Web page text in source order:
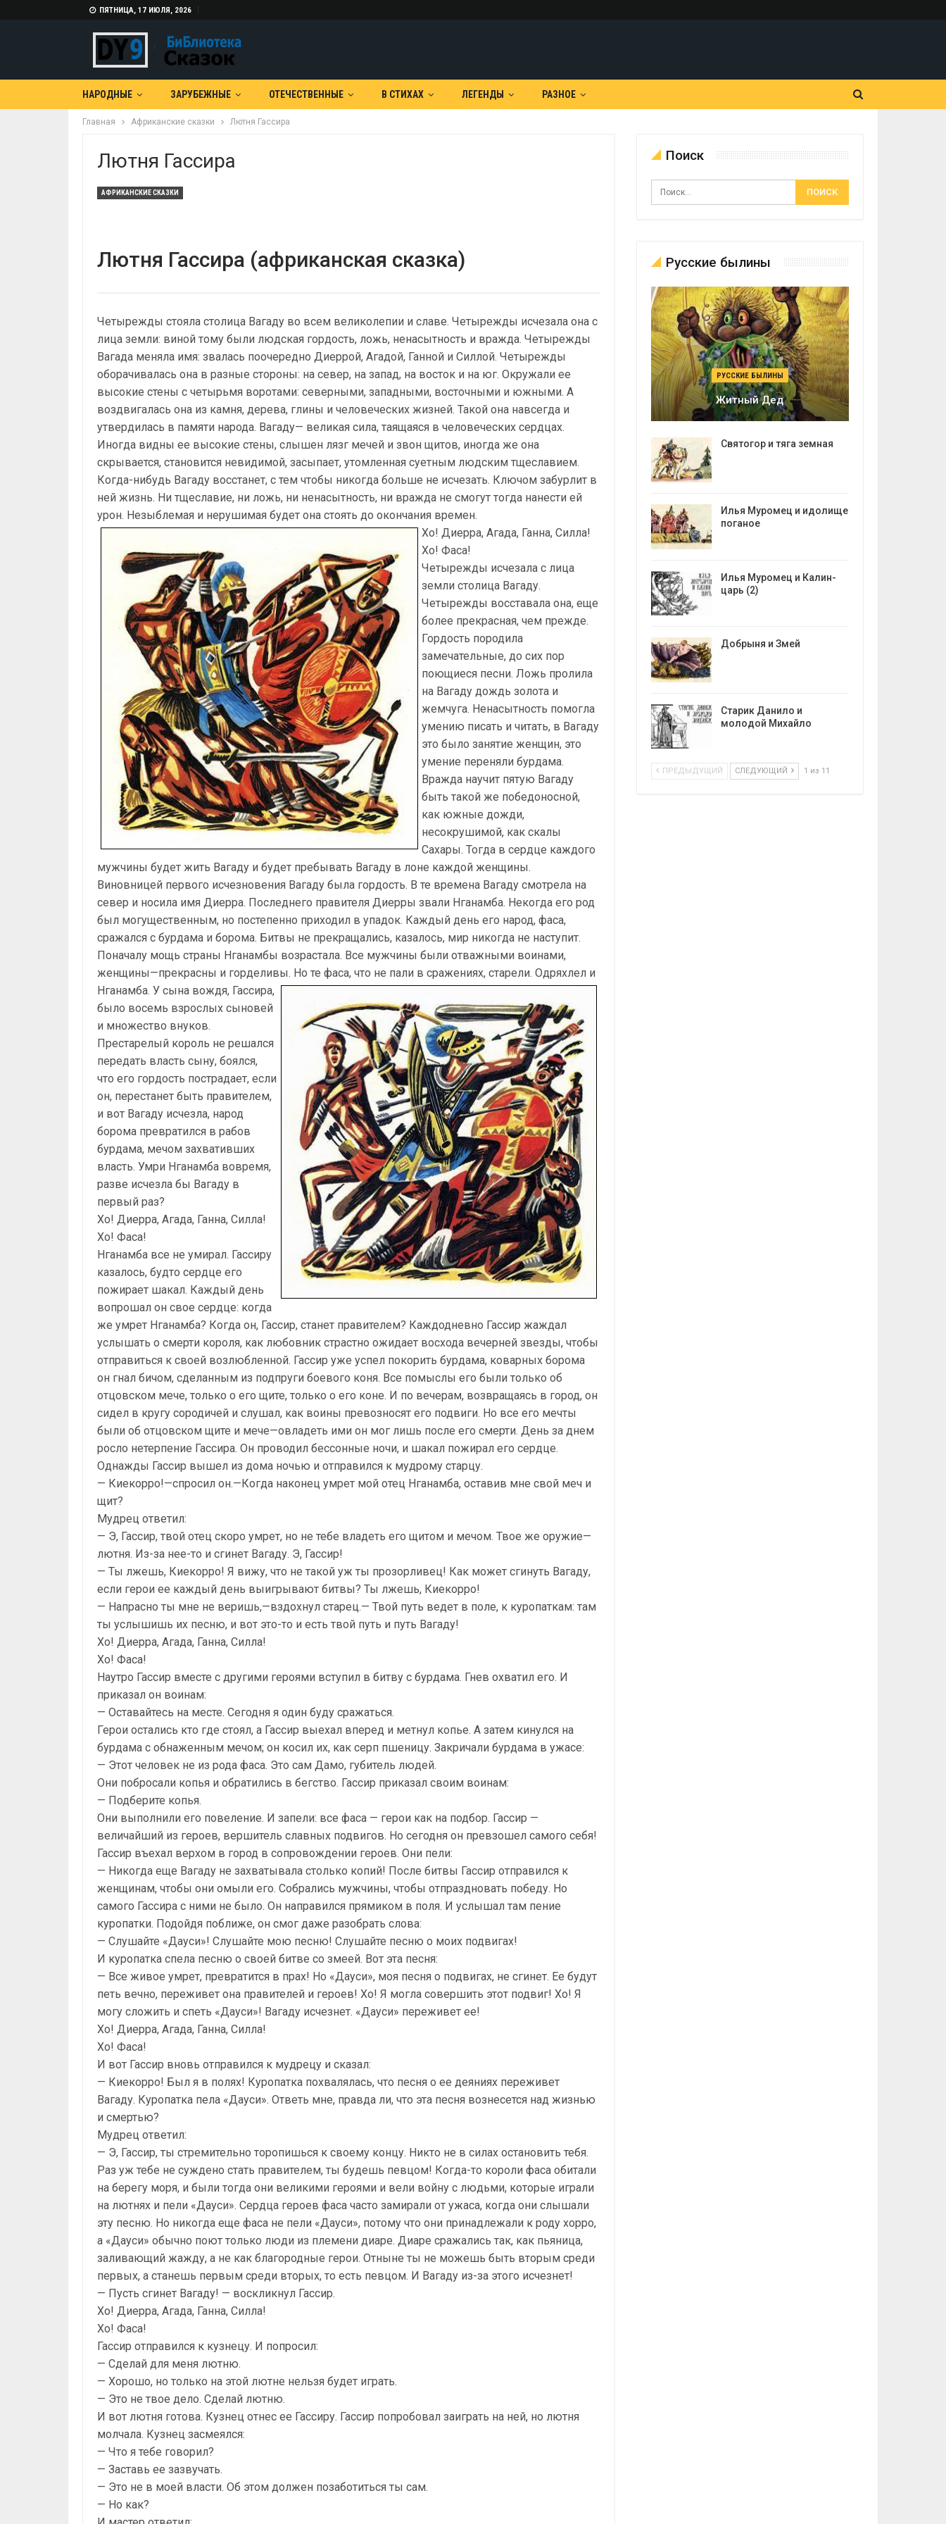
ПЯТНИЦА, 17 ИЮЛЯ, 2026
НАРОДНЫЕ ЗАРУБЕЖНЫЕ ОТЕЧЕСТВЕННЫЕ В СТИХАХ ЛЕГЕНДЫ РАЗНОЕ
Главная Африканские сказки Лютня Гассира
Лютня Гассира
АФРИКАНСКИЕ СКАЗКИ
Лютня Гассира (африканская сказка)
Четырежды стояла столица Вагаду во всем великолепии и славе. Четырежды исчезала она с
лица земли: виной тому были людская гордость, ложь, ненасытность и вражда. Четырежды
Вагада меняла имя: звалась поочередно Диеррой, Агадой, Ганной и Силлой. Четырежды
оборачивалась она в разные стороны: на север, на запад, на восток и на юг. Окружали ее
высокие стены с четырьмя воротами: северными, западными, восточными и южными. А
воздвигалась она из камня, дерева, глины и человеческих жизней. Такой она навсегда и
утвердилась в памяти народа. Вагаду— великая сила, таящаяся в человеческих сердцах.
Иногда видны ее высокие стены, слышен лязг мечей и звон щитов, иногда же она
скрывается, становится невидимой, засыпает, утомленная суетным людским тщеславием.
Когда-нибудь Вагаду восстанет, с тем чтобы никогда больше не исчезать. Ключом забурлит в
ней жизнь. Ни тщеславие, ни ложь, ни ненасытность, ни вражда не смогут тогда нанести ей
урон. Незыблемая и нерушимая будет она стоять до окончания времен.
Хо! Диерра, Агада, Ганна, Силла!
Хо! Фаса!
Четырежды исчезала с лица
земли столица Вагаду.
Четырежды восставала она, еще
более прекрасная, чем прежде.
Гордость породила
замечательные, до сих пор
поющиеся песни. Ложь пролила
на Вагаду дождь золота и
жемчуга. Ненасытность помогла
умению писать и читать, в Вагаду
это было занятие женщин, это
умение переняли бурдама.
Вражда научит пятую Вагаду
быть такой же победоносной,
как южные дожди,
несокрушимой, как скалы
Сахары. Тогда в сердце каждого
мужчины будет жить Вагаду и будет пребывать Вагаду в лоне каждой женщины.
Виновницей первого исчезновения Вагаду была гордость. В те времена Вагаду смотрела на
север и носила имя Диерра. Последнего правителя Диерры звали Нганамба. Некогда его род
был могущественным, но постепенно приходил в упадок. Каждый день его народ, фаса,
сражался с бурдама и борома. Битвы не прекращались, казалось, мир никогда не наступит.
Поначалу мощь страны Нганамбы возрастала. Все мужчины были отважными воинами,
женщины—прекрасны и горделивы. Но те фаса, что не пали в сражениях, старели. Одряхлел и
Нганамба. У сына вождя, Гассира,
было восемь взрослых сыновей
и множество внуков.
Престарелый король не решался
передать власть сыну, боялся,
что его гордость пострадает, если
он, перестанет быть правителем,
и вот Вагаду исчезла, народ
борома превратился в рабов
бурдама, мечом захвативших
власть. Умри Нганамба вовремя,
разве исчезла бы Вагаду в
первый раз?
Хо! Диерра, Агада, Ганна, Силла!
Хо! Фаса!
Нганамба все не умирал. Гассиру
казалось, будто сердце его
пожирает шакал. Каждый день
вопрошал он свое сердце: когда
же умрет Нганамба? Когда он, Гассир, станет правителем? Каждодневно Гассир жаждал
услышать о смерти короля, как любовник страстно ожидает восхода вечерней звезды, чтобы
отправиться к своей возлюбленной. Гассир уже успел покорить бурдама, коварных борома
он гнал бичом, сделанным из подпруги боевого коня. Все помыслы его были только об
отцовском мече, только о его щите, только о его коне. И по вечерам, возвращаясь в город, он
сидел в кругу сородичей и слушал, как воины превозносят его подвиги. Но все его мечты
были об отцовском щите и мече—овладеть ими он мог лишь после его смерти. День за днем
росло нетерпение Гассира. Он проводил бессонные ночи, и шакал пожирал его сердце.
Однажды Гассир вышел из дома ночью и отправился к мудрому старцу.
— Киекорро!—спросил он.—Когда наконец умрет мой отец Нганамба, оставив мне свой меч и
щит?
Мудрец ответил:
— Э, Гассир, твой отец скоро умрет, но не тебе владеть его щитом и мечом. Твое же оружие—
лютня. Из-за нее-то и сгинет Вагаду. Э, Гассир!
— Ты лжешь, Киекорро! Я вижу, что не такой уж ты прозорливец! Как может сгинуть Вагаду,
если герои ее каждый день выигрывают битвы? Ты лжешь, Киекорро!
— Напрасно ты мне не веришь,—вздохнул старец.— Твой путь ведет в поле, к куропаткам: там
ты услышишь их песню, и вот это-то и есть твой путь и путь Вагаду!
Хо! Диерра, Агада, Ганна, Силла!
Хо! Фаса!
Наутро Гассир вместе с другими героями вступил в битву с бурдама. Гнев охватил его. И
приказал он воинам:
— Оставайтесь на месте. Сегодня я один буду сражаться.
Герои остались кто где стоял, а Гассир выехал вперед и метнул копье. А затем кинулся на
бурдама с обнаженным мечом; он косил их, как серп пшеницу. Закричали бурдама в ужасе:
— Этот человек не из рода фаса. Это сам Дамо, губитель людей.
Они побросали копья и обратились в бегство. Гассир приказал своим воинам:
— Подберите копья.
Они выполнили его повеление. И запели: все фаса — герои как на подбор. Гассир —
величайший из героев, вершитель славных подвигов. Но сегодня он превзошел самого себя!
Гассир въехал верхом в город в сопровождении героев. Они пели:
— Никогда еще Вагаду не захватывала столько копий! После битвы Гассир отправился к
женщинам, чтобы они омыли его. Собрались мужчины, чтобы отпраздновать победу. Но
самого Гассира с ними не было. Он направился прямиком в поля. И услышал там пение
куропатки. Подойдя поближе, он смог даже разобрать слова:
— Слушайте «Дауси»! Слушайте мою песню! Слушайте песню о моих подвигах!
И куропатка спела песню о своей битве со змеей. Вот эта песня:
— Все живое умрет, превратится в прах! Но «Дауси», моя песня о подвигах, не сгинет. Ее будут
петь вечно, переживет она правителей и героев! Хо! Я могла совершить этот подвиг! Хо! Я
могу сложить и спеть «Дауси»! Вагаду исчезнет. «Дауси» переживет ее!
Хо! Диерра, Агада, Ганна, Силла!
Хо! Фаса!
И вот Гассир вновь отправился к мудрецу и сказал:
— Киекорро! Был я в полях! Куропатка похвалялась, что песня о ее деяниях переживет
Вагаду. Куропатка пела «Дауси». Ответь мне, правда ли, что эта песня вознесется над жизнью
и смертью?
Мудрец ответил:
— Э, Гассир, ты стремительно торопишься к своему концу. Никто не в силах остановить тебя.
Раз уж тебе не суждено стать правителем, ты будешь певцом! Когда-то короли фаса обитали
на берегу моря, и были тогда они великими героями и вели войну с людьми, которые играли
на лютнях и пели «Дауси». Сердца героев фаса часто замирали от ужаса, когда они слышали
эту песню. Но никогда еще фаса не пели «Дауси», потому что они принадлежали к роду хорро,
а «Дауси» обычно поют только люди из племени диаре. Диаре сражались так, как пьяница,
заливающий жажду, а не как благородные герои. Отныне ты не можешь быть вторым среди
первых, а станешь первым среди вторых, то есть певцом. И Вагаду из-за этого исчезнет!
— Пусть сгинет Вагаду! — воскликнул Гассир.
Хо! Диерра, Агада, Ганна, Силла!
Хо! Фаса!
Гассир отправился к кузнецу. И попросил:
— Сделай для меня лютню.
— Хорошо, но только на этой лютне нельзя будет играть.
— Это не твое дело. Сделай лютню.
И вот лютня готова. Кузнец отнес ее Гассиру. Гассир попробовал заиграть на ней, но лютня
молчала. Кузнец засмеялся:
— Что я тебе говорил?
— Заставь ее зазвучать.
— Это не в моей власти. Об этом должен позаботиться ты сам.
— Но как?
Поиск
Русские былины
РУССКИЕ БЫЛИНЫ
Житный Дед
Святогор и тяга земная
Илья Муромец и идолище
поганое
Илья Муромец и Калин-
царь (2)
Добрыня и Змей
Старик Данило и
молодой Михайло
ПРЕДЫДУЩИЙ СЛЕДУЮЩИЙ 1 из 11